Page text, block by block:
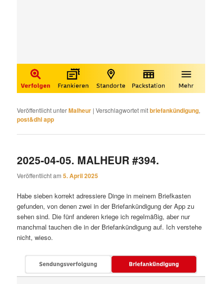
Veröffentlicht unterMalheur |Verschlagwortet mitbriefankündigung,
post&dhl app
2025-04-05. MALHEUR #394.
Veröffentlicht am5. April 2025
Habe sieben korrekt adressiere Dinge in meinem Briefkasten
gefunden, von denen zwei in der Briefankündigung der App zu
sehen sind. Die fünf anderen kriege ich regelmäßig, aber nur
manchmal tauchen die in der Briefankündigung auf. Ich verstehe
nicht, wieso.